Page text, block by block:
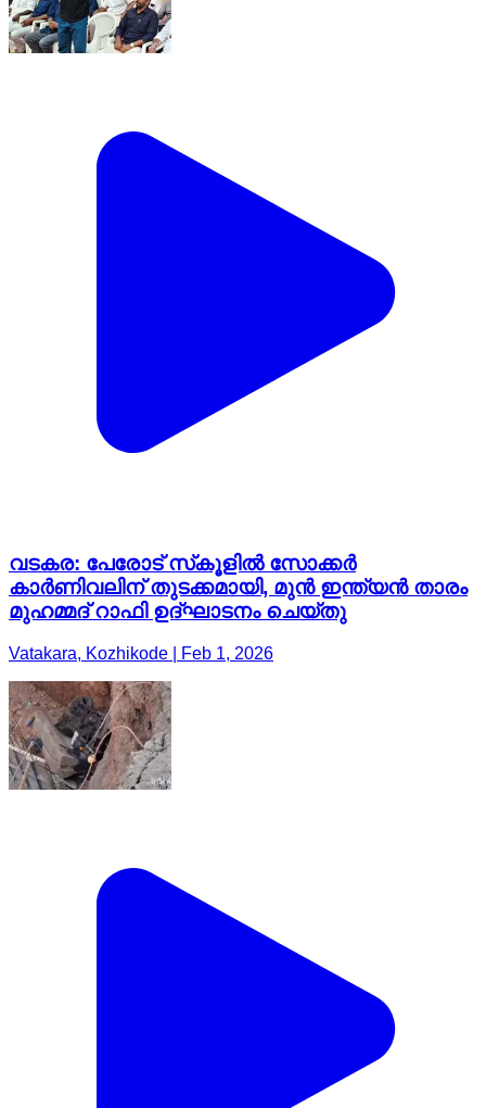
വടകര: പേരോട് സ്‌കൂളിൽ സോക്കർ
കാർണിവലിന് തുടക്കമായി, മുൻ ഇന്ത്യൻ താരം
മുഹമ്മദ് റാഫി ഉദ്ഘാടനം ചെയ്തു
Vatakara, Kozhikode | Feb 1, 2026